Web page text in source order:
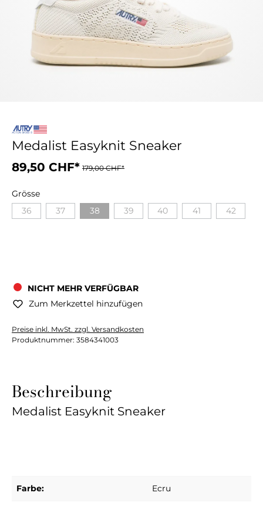
Medalist Easyknit Sneaker
89,50 CHF* 179,00 CHF*
Grösse
36
37 38 39 40 41 42
NICHT MEHR VERFÜGBAR
Zum Merkzettel hinzufügen
Preise inkl. MwSt. zzgl. Versandkosten
Produktnummer: 3584341003
Beschreibung
Medalist Easyknit Sneaker
Farbe: Ecru